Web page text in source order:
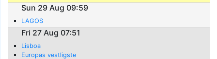
Sun 29 Aug 09:59
LAGOS
Fri 27 Aug 07:51
Lisboa
Europas vestligste